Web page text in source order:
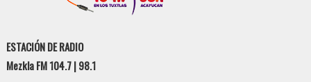
ESTACIÓN DE RADIO
Mezkla FM 104.7 | 98.1